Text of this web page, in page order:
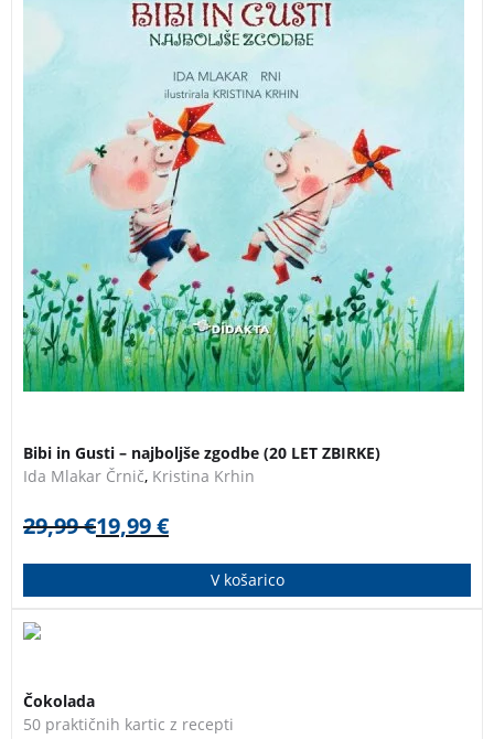
polno malho nasvetov za raznorazne pujsje težave.
Pridružite se jima na popotovanju skozi letne čase, ko
bosta spomladi zalivala hišico, poleti udomačila kolo,
jeseni porahljala prepir, pozimi sipala srečo, in ko
nova pomlad vzbrsti, pregnala še žalost.
Bibi in Gusti – najboljše zgodbe (20 LET ZBIRKE)
Ida Mlakar Črnič, Kristina Krhin
29,99€19,99€
V košarico
torte in rezine ter slaščice.
Čokolada
50 praktičnih kartic z recepti